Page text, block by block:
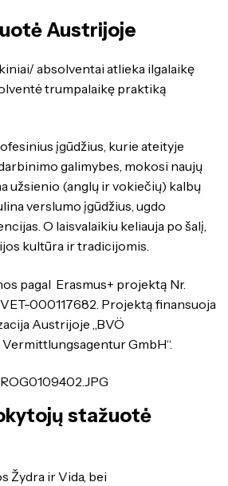
Austrijoje
absolventai atlieka ilgalaikę
trumpalaikę praktiką
įgūdžius, kurie ateityje
galimybes, mokosi naujų
užsienio (anglų ir vokiečių) kalbų
verslumo įgūdžius, ugdo
O laisvalaikiu keliauja po šalį,
kultūra ir tradicijomis.
pagal Erasmus+ projektą Nr.
000117682. Projektą finansuoja
Austrijoje „BVÖ
GmbH“.
stažuotė
Žydra ir Vida, bei